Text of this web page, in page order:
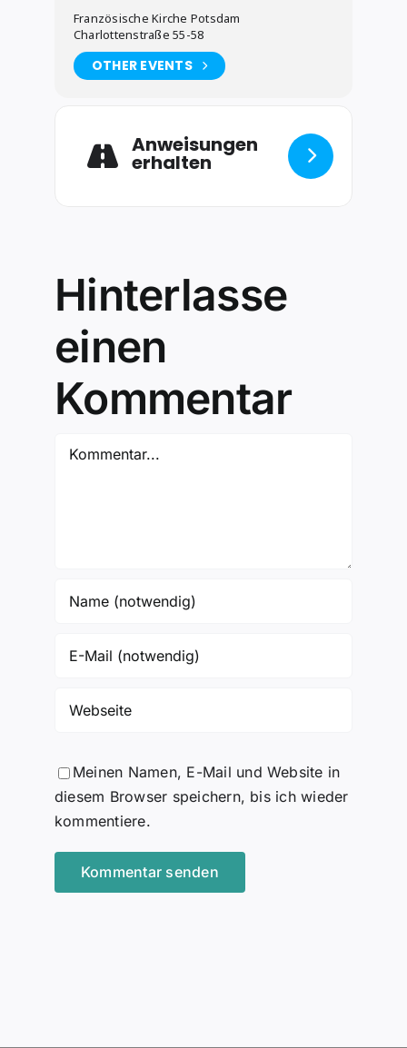
Französische Kirche Potsdam
Charlottenstraße 55-58
OTHER EVENTS
Anweisungen
erhalten
Hinterlasse
einen
Kommentar
Meinen Namen, E-Mail und Website in
diesem Browser speichern, bis ich wieder
kommentiere.